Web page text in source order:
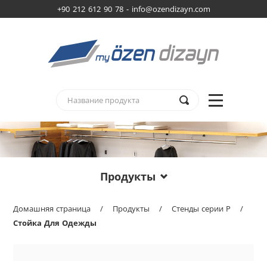
+90 212 612 90 78 - info@ozendizayn.com
Продукты
Домашняя страница / Продукты / Стенды серии P
/
Стойка Для Одежды